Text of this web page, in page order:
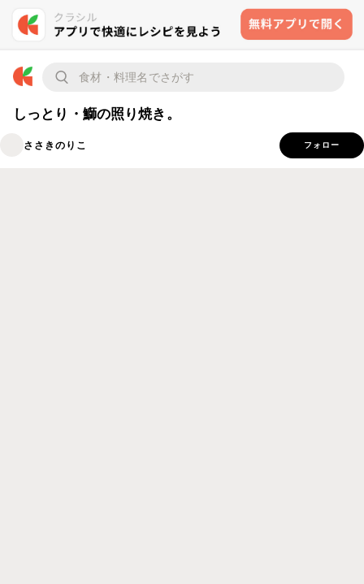
しっとり・鰤の照り焼き。
ささきのりこ フォロー